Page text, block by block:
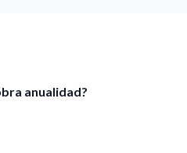
anualidad?